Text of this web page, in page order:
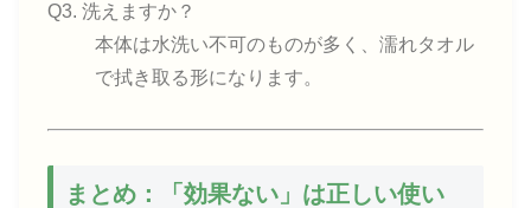
Q3. 洗えますか？
本体は水洗い不可のものが多く、濡れタオル
で拭き取る形になります。
まとめ：「効果ない」は正しい使い